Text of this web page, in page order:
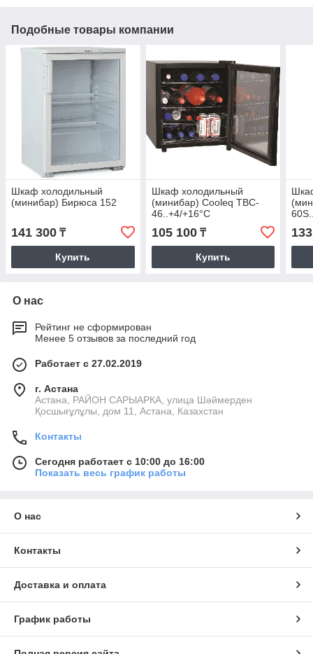
Подобные товары компании
Шкаф холодильный
(минибар) Бирюса 152
141 300 ₸
Купить
Шкаф холодильный
(минибар) Cooleq TBC-
46..+4/+16°С
105 100₸
Купить
О нас
Рейтинг не сформирован
Менее 5 отзывов за последний год
Работает с 27.02.2019
г. Астана
Астана, РАЙОН САРЫАРКА, улица Шәймерден
Қосшығұлұлы, дом 11, Астана, Казахстан
Контакты
Сегодня работает с 10:00 до 16:00
Показать весь график работы
О нас
Контакты
Доставка и оплата
График работы